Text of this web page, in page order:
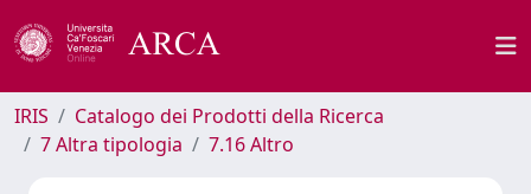
IRIS
Catalogo dei Prodotti della Ricerca
7 Altra tipologia
7.16 Altro